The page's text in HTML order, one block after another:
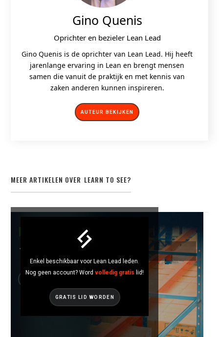
Gino Quenis
Oprichter en bezieler Lean Lead
Gino Quenis is de oprichter van Lean Lead. Hij heeft
jarenlange ervaring in Lean en brengt mensen
samen die vanuit de praktijk en met kennis van
zaken anderen kunnen inspireren.
AUTEUR BEKIJKEN
MEER ARTIKELEN OVER LEARN TO SEE?
Toyota Style Live
Enkel beschikbaar voor Lean Lead leden.
Nog geen account? Wordvolledig gratis lid!
GRATIS LID WORDEN